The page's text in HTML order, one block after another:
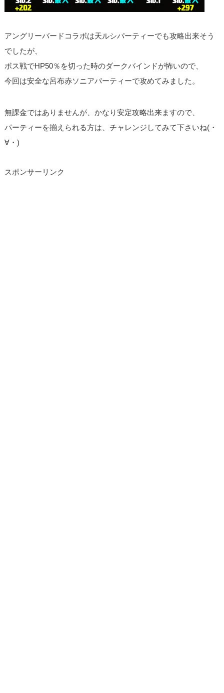
アングリーバードコラボは天ルシパーティーでも攻略出来そう
でしたが、
ボス戦でHP50％を切った時のダークバインドが怖いので、
今回は安全な呂布赤ソニアパーティーで攻めてみました。
無課金ではありませんが、かなり安定攻略出来ますので、
パーティーを揃えられる方は、チャレンジしてみて下さいね(・
∀・)
スポンサーリンク